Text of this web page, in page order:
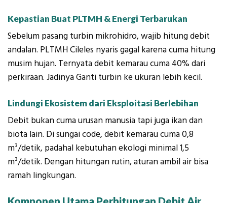
Kepastian Buat PLTMH & Energi Terbarukan
Sebelum pasang turbin mikrohidro, wajib hitung debit
andalan. PLTMH Cileles nyaris gagal karena cuma hitung
musim hujan. Ternyata debit kemarau cuma 40% dari
perkiraan. Jadinya Ganti turbin ke ukuran lebih kecil.
Lindungi Ekosistem dari Eksploitasi Berlebihan
Debit bukan cuma urusan manusia tapi juga ikan dan
biota lain. Di sungai code, debit kemarau cuma 0,8
m³/detik, padahal kebutuhan ekologi minimal 1,5
m³/detik. Dengan hitungan rutin, aturan ambil air bisa
ramah lingkungan.